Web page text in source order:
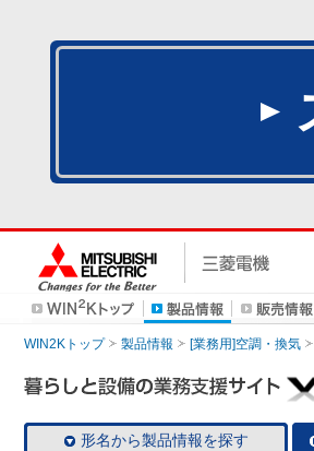
WIN2Kトップ 製品情報 [業務用]空調・換気
形名から製品情報を探す